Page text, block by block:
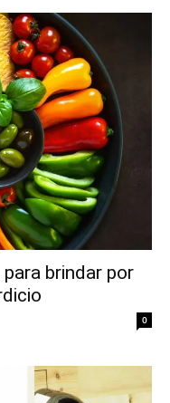
brindar por
0